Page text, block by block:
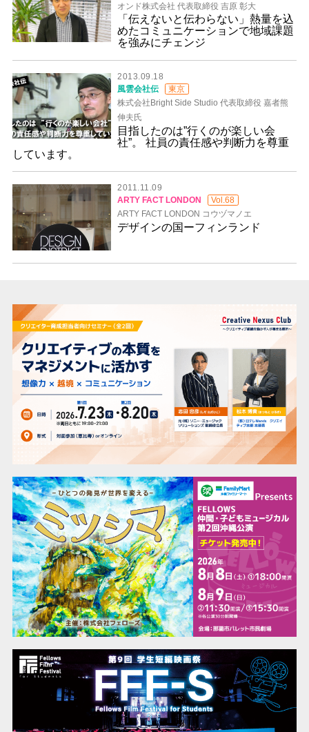
オンド株式会社 代表取締役 吉原 彰大
「伝えないと伝わらない」熱量を込
めたコミュニケーションで地域課題
を強みにチェンジ
2013.09.18
風雲会社伝
東京
株式会社Bright Side Studio 代表取締役 嘉者熊
伸夫氏
目指したのは”行くのが楽しい会
社”。 社員の責任感や判断力を尊重
しています。
2011.11.09
ARTY FACT LONDON
Vol.68
ARTY FACT LONDON コウヅマノエ
デザインの国ーフィンランド